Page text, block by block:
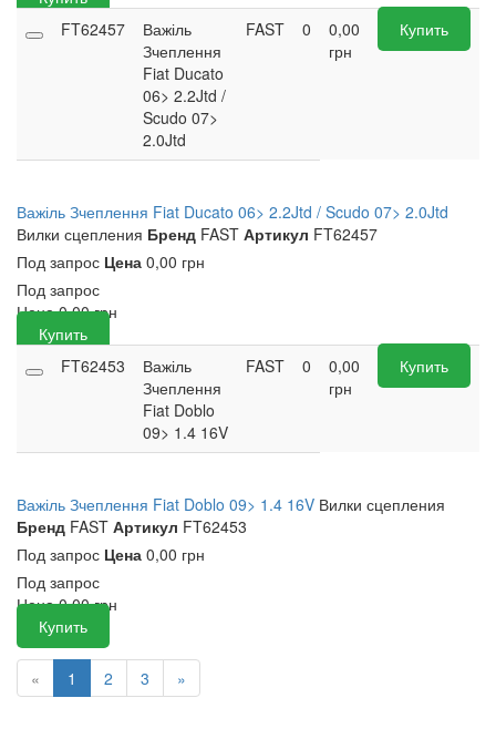
FT62457
Важіль
Зчеплення
Fiat Ducato
06> 2.2Jtd /
Scudo 07>
2.0Jtd
FAST 0
0,00
грн
Купить
Важіль Зчеплення Fiat Ducato 06> 2.2Jtd / Scudo 07> 2.0Jtd
Вилки сцепления Бренд FAST Артикул FT62457
Под запрос Цена 0,00 грн
Под запрос
Цена 0,00грн
Купить
FT62453
Важіль
Зчеплення
Fiat Doblo
09> 1.4 16V
FAST 0
0,00
грн
Купить
Важіль Зчеплення Fiat Doblo 09> 1.4 16V Вилки сцепления
Бренд FAST Артикул FT62453
Под запрос Цена 0,00 грн
Под запрос
Цена 0,00грн
Купить
« 1 2 3 »